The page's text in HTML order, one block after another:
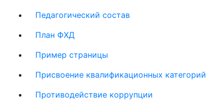
Педагогический состав
План ФХД
Пример страницы
Присвоение квалификационных категорий
Противодействие коррупции